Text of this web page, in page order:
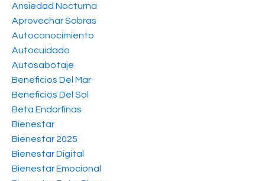
Ansiedad Nocturna
Aprovechar Sobras
Autoconocimiento
Autocuidado
Autosabotaje
Beneficios Del Mar
Beneficios Del Sol
Beta Endorfinas
Bienestar
Bienestar 2025
Bienestar Digital
Bienestar Emocional